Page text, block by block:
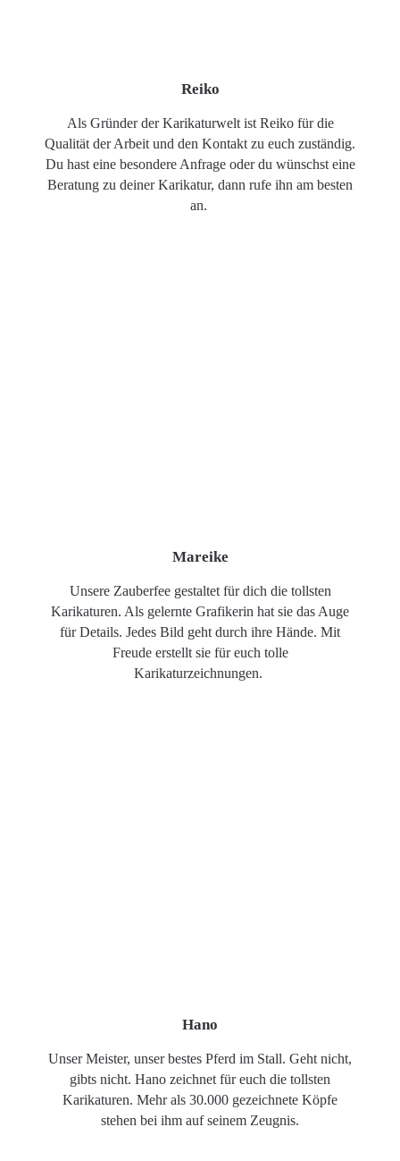
Reiko
Als Gründer der Karikaturwelt ist Reiko für die
Qualität der Arbeit und den Kontakt zu euch zuständig.
Du hast eine besondere Anfrage oder du wünschst eine
Beratung zu deiner Karikatur, dann rufe ihn am besten
an.
Mareike
Unsere Zauberfee gestaltet für dich die tollsten
Karikaturen. Als gelernte Grafikerin hat sie das Auge
für Details. Jedes Bild geht durch ihre Hände. Mit
Freude erstellt sie für euch tolle
Karikaturzeichnungen.
Hano
Unser Meister, unser bestes Pferd im Stall. Geht nicht,
gibts nicht. Hano zeichnet für euch die tollsten
Karikaturen. Mehr als 30.000 gezeichnete Köpfe
stehen bei ihm auf seinem Zeugnis.